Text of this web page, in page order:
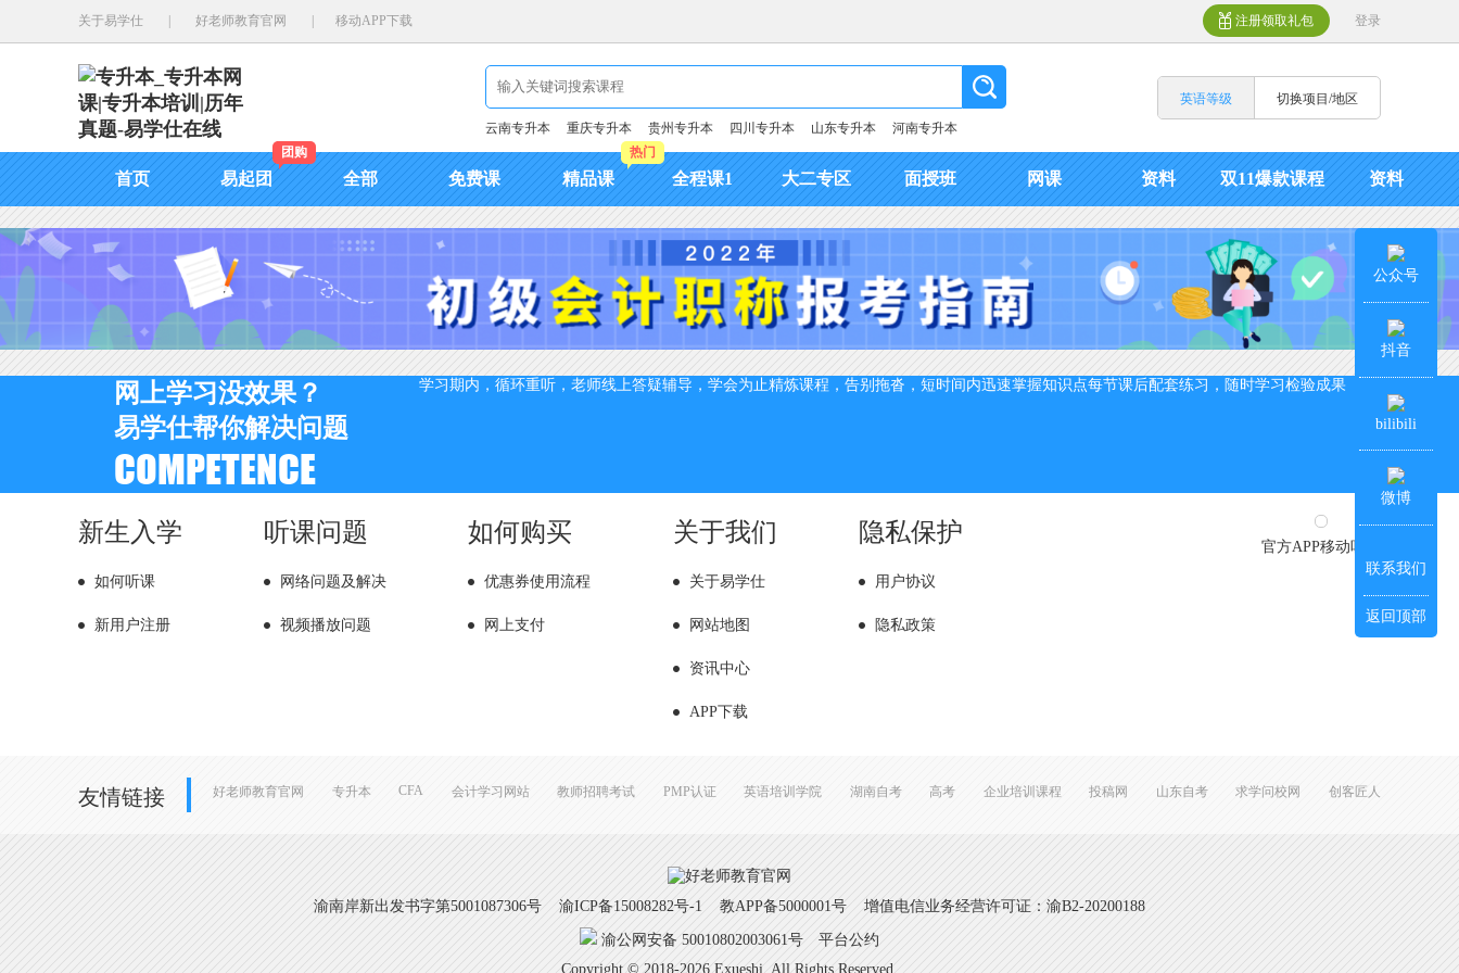
关于易学仕 好老师教育官网 移动APP下载 注册领取礼包 登录
云南专升本 重庆专升本 贵州专升本 四川专升本 山东专升本 河南专升本
英语等级 切换项目/地区
首页 易起团
团购
全部 免费课 精品课
热门
全程课1 大二专区 面授班 网课 资料 双11爆款课程 资料
网上学习没效果？
易学仕帮你解决问题
COMPETENCE
学习期内，循环重听，老师线上答疑辅导，学会为止精炼课程，告别拖沓，短时间内迅速掌握知识点每节课后配套练习，随时学习检验成果
新生入学
如何听课
新用户注册
听课问题
网络问题及解决
视频播放问题
如何购买
优惠券使用流程
网上支付
关于我们
关于易学仕
网站地图
资讯中心
APP下载
隐私保护
用户协议
隐私政策
官方APP移动听课
友情链接 好老师教育官网 专升本 CFA 会计学习网站 教师招聘考试 PMP认证 英语培训学院 湖南自考 高考 企业培训课程 投稿网 山东自考 求学问校网 创客匠人
渝南岸新出发书字第5001087306号 渝ICP备15008282号-1 教APP备5000001号 增值电信业务经营许可证：渝B2-20200188
渝公网安备 50010802003061号
平台公约
Copyright © 2018-2026 Exueshi. All Rights Reserved.
公众号
抖音
bilibili
微博
联系我们
返回顶部